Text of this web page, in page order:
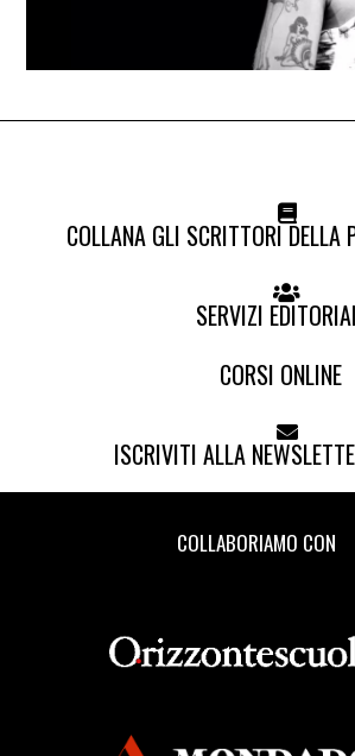
COLLANA GLI SCRITTORI DELLA
SERVIZI
CORSI ONLINE
ISCRIVITI ALLA
COLLABORIAMO CON